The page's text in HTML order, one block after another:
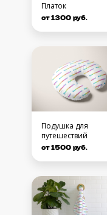
Платок
от 1300 руб.
Подушка для
путешествий
от 1500 руб.